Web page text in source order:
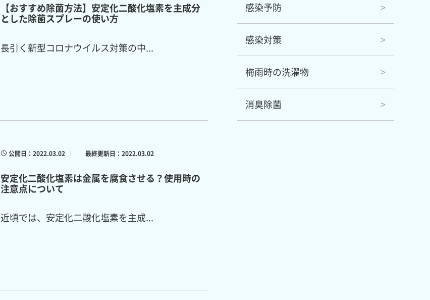
【おすすめ除菌方法】安定化二酸化塩素を主成分
とした除菌スプレーの使い方
長引く新型コロナウイルス対策の中...
公開日：2022.03.02 最終更新日：2022.03.02
安定化二酸化塩素は金属を腐食させる？使用時の
注意点について
近頃では、安定化二酸化塩素を主成...
感染予防
感染対策
梅雨時の洗濯物
消臭除菌